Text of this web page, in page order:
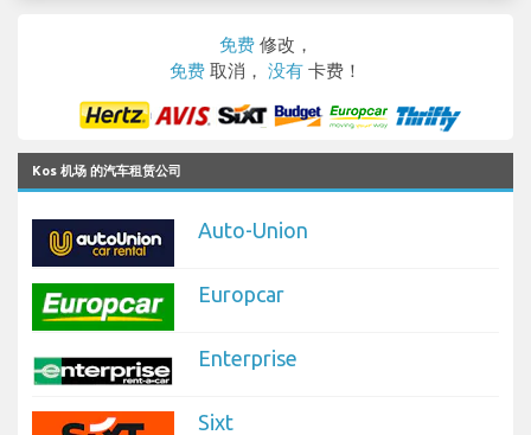
免费 修改，
免费 取消， 没有 卡费！
Kos 机场 的汽车租赁公司
Auto-Union
Europcar
Enterprise
Sixt